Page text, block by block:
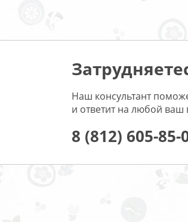
Наш консультант
и ответит на любой ваш
8 (812) 605-85-